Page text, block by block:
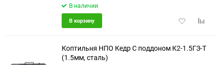
В наличии
Добавить
В корзину
Коптильня НПО Кедр С поддоном К2-1.5ГЗ-Т
(1.5мм, сталь)